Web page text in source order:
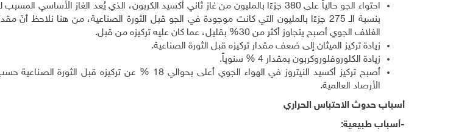
احتواء الجو حالياً على 380 جزءًا بالمليون من غاز ثاني أكسيد الكربون، الذي يُعد الغاز
بنسبة الـ 275 جزءًا بالمليون التي كانت موجودة في الجو قبل الثورة الصناعية، من هنا نلاحظ أنّ
الغلاف الجوي أصبح يتجاوز أكثر من 30% بقليل، عما كان عليه تركيزه من قبل.
زيادة تركيز الميثان إلى ضعف مقدار تركيزه قبل الثورة الصناعية.
زيادة الكلوروفلوروكربون بمقدار 4 % سنوياً.
أصبح تركيز أكسيد النيتروز في الهواء الجوي أعلى بحوالي 18 % عن
الأرصاد العالمية.
أسباب حدوث الاحتباس الحراري
-أسباب طبيعية: